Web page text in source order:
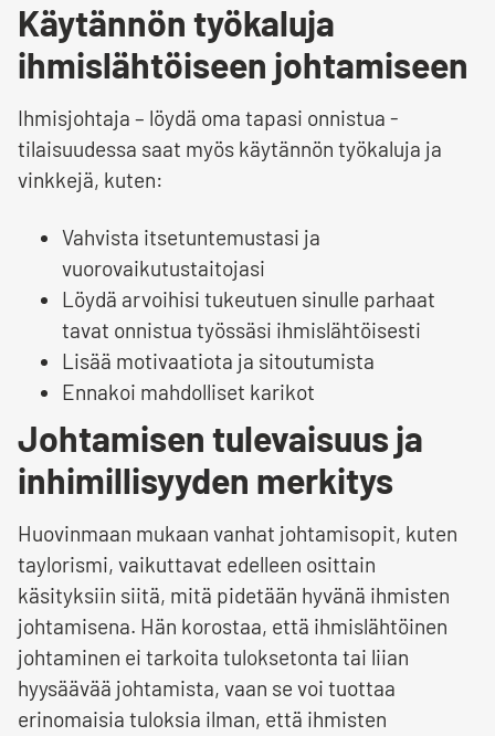
Käytännön työkaluja
ihmislähtöiseen johtamiseen
Ihmisjohtaja – löydä oma tapasi onnistua -
tilaisuudessa saat myös käytännön työkaluja ja
vinkkejä, kuten:
Vahvista itsetuntemustasi ja
vuorovaikutustaitojasi
Löydä arvoihisi tukeutuen sinulle parhaat
tavat onnistua työssäsi ihmislähtöisesti
Lisää motivaatiota ja sitoutumista
Ennakoi mahdolliset karikot
Johtamisen tulevaisuus ja
inhimillisyyden merkitys
Huovinmaan mukaan vanhat johtamisopit, kuten
taylorismi, vaikuttavat edelleen osittain
käsityksiin siitä, mitä pidetään hyvänä ihmisten
johtamisena. Hän korostaa, että ihmislähtöinen
johtaminen ei tarkoita tuloksetonta tai liian
hyysäävää johtamista, vaan se voi tuottaa
erinomaisia tuloksia ilman, että ihmisten